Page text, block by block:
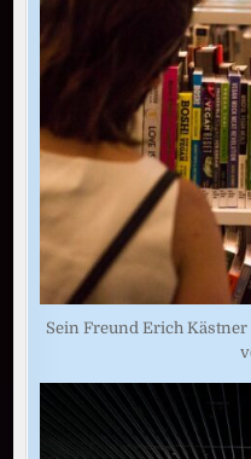
Sein Freund Erich